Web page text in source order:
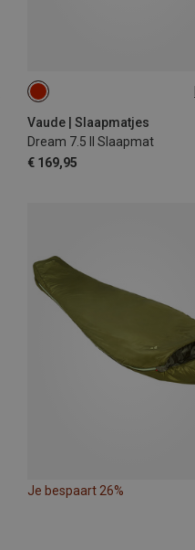
Vaude | Slaapmatjes
Dream 7.5 II Slaapmat
€ 169,95
200X70CM
Je bespaart 26%